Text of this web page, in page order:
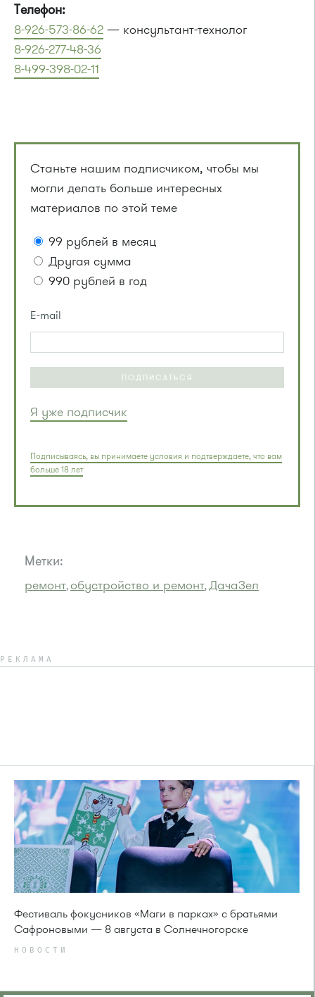
Телефон:
8-926-573-86-62 — консультант-технолог
8-926-277-48-36
8-499-398-02-11
Станьте нашим подписчиком, чтобы мы
могли делать больше интересных
материалов по этой теме
99 рублей в месяц
Другая сумма
990 рублей в год
E-mail
ПОДПИСАТЬСЯ
Я уже подписчик
Подписываясь, вы принимаете условия и подтверждаете, что вам
больше 18 лет
Метки:
ремонт,обустройство и ремонт,ДачаЗел
РЕКЛАМА
Фестиваль фокусников «Маги в парках» с братьями
Сафроновыми — 8 августа в Солнечногорске
НОВОСТИ